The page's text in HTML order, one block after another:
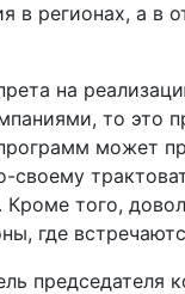
в регионах, а в
на
то это
может
своему
того,
где
председателя